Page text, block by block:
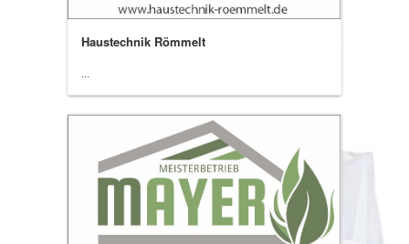
Haustechnik Römmelt
...